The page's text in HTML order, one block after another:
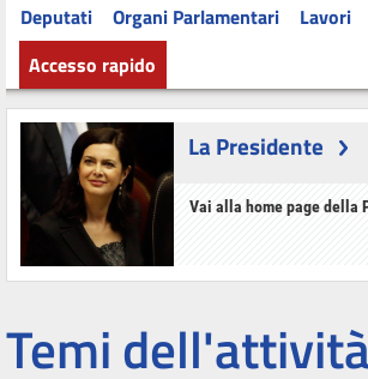
Deputati Organi Parlamentari Lavori
Accesso rapido
La Presidente
Vai alla home page della
Temi